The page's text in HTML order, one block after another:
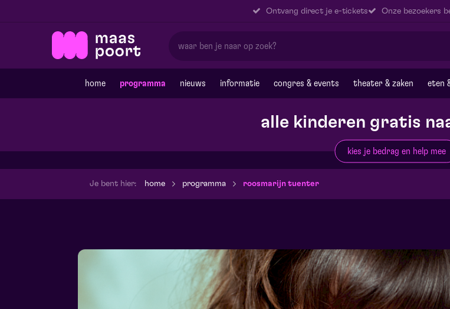
Ontvang direct je e-tickets Onze bezoekers
home programma nieuws informatie congres & events theater & zaken eten
alle kinderen gratis
kies je bedrag en help mee
Je bent hier: home programma roosmarijn tuenter